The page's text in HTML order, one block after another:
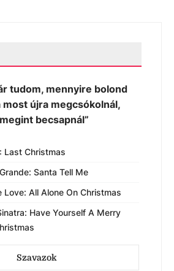
tudom, mennyire bolond
most újra megcsókolnál,
becsapnál”
Last Christmas
Santa Tell Me
Love: All Alone On Christmas
Have Yourself A Merry
Szavazok